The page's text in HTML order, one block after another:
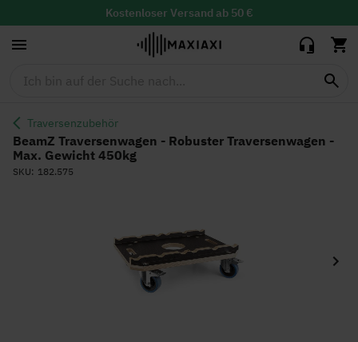
Kostenloser Versand ab 50 €
30 Tage Widerrufsrecht mit
Lieferzeit: 1-2 Werktage
Traversenzubehör
Traversenwagen
- Max. Gewicht
159,95 €
BeamZ Traversenwagen - Robuster Traversenwagen -
Max. Gewicht 450kg
SKU 182.575